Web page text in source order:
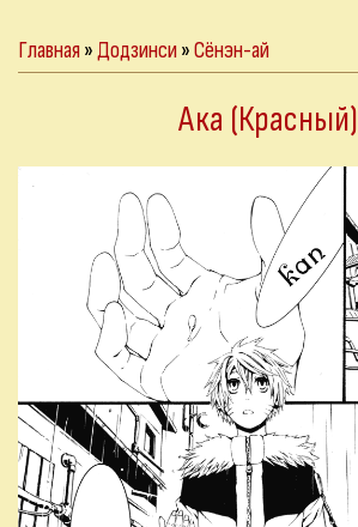
Главная»Додзинси»Сёнэн-ай
Ака (Красный)